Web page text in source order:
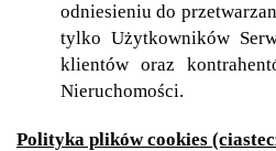
odniesieniu do
tylko Użytkowników
klientów oraz
Nieruchomości.
Polityka plików cookies